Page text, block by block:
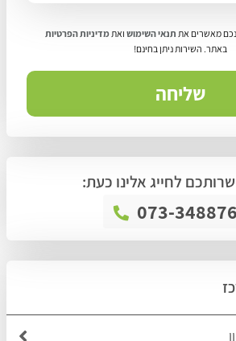
מאשרים את תנאי השימוש ואתמדיניות הפרטיות
באתר. השירות ניתן בחינם!
לחייג אלינו כעת:
073-